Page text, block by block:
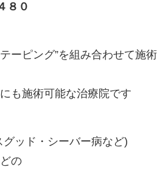
８０
ーピング”を組み合わせて施術
も施術可能な治療院です
ッド・シーバー病など)
の